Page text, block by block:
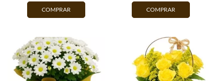
COMPRAR COMPRAR